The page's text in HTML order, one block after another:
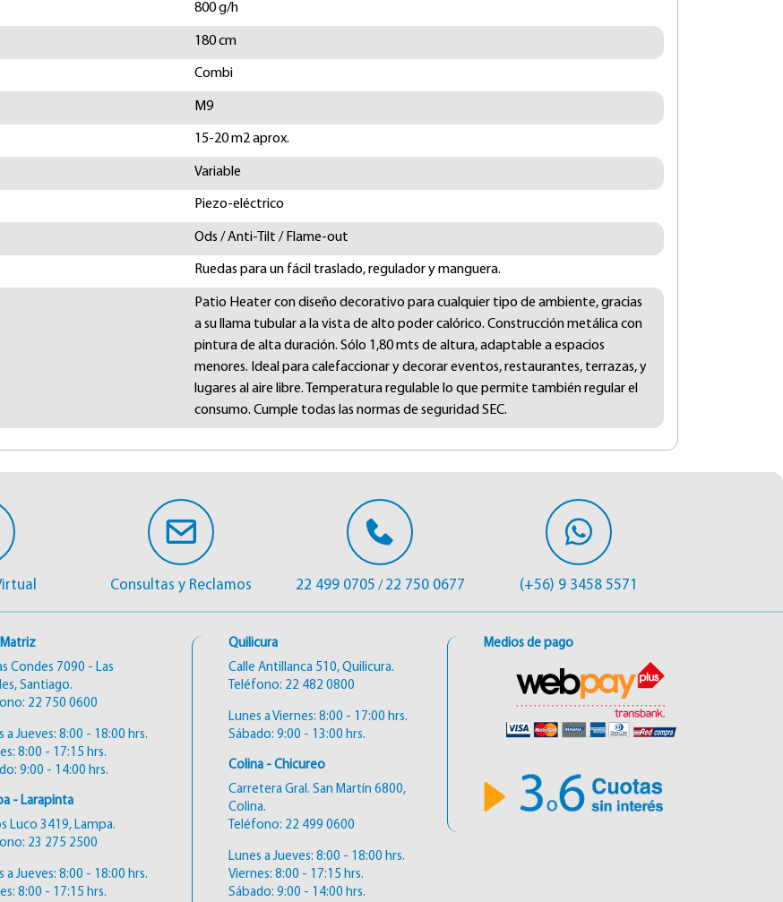
800 g/h
180 cm
Combi
M9
15-20 m2 aprox.
Variable
Piezo-eléctrico
Ods / Anti-Tilt / Flame-out
Ruedas para un fácil traslado, regulador y manguera.
Patio Heater con diseño decorativo para cualquier tipo de ambiente, gracias
a su llama tubular a la vista de alto poder calórico. Construcción metálica con
pintura de alta duración. Sólo 1,80 mts de altura, adaptable a espacios
menores. Ideal para calefaccionar y decorar eventos, restaurantes, terrazas, y
lugares al aire libre. Temperatura regulable lo que permite también regular el
consumo. Cumple todas las normas de seguridad SEC.
Consultas y Reclamos 22 499 0705 / 22 750 0677 (+56) 9 3458 5571
Matriz
Condes 7090 - Las
Santiago.
22 750 0600
a Jueves: 8:00 - 18:00 hrs.
8:00 - 17:15 hrs.
9:00 - 14:00 hrs.
- Larapinta
Luco 3419, Lampa.
23 275 2500
a Jueves: 8:00 - 18:00 hrs.
8:00 - 17:15 hrs.
Quilicura
Calle Antillanca 510, Quilicura.
Teléfono: 22 482 0800
Lunes a Viernes: 8:00 - 17:00 hrs.
Sábado: 9:00 - 13:00 hrs.
Colina - Chicureo
Carretera Gral. San Martín 6800,
Colina.
Teléfono: 22 499 0600
Lunes a Jueves: 8:00 - 18:00 hrs.
Viernes: 8:00 - 17:15 hrs.
Sábado: 9:00 - 14:00 hrs.
Medios de pago